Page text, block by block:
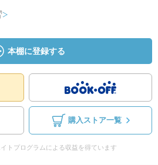
本棚に登録する
購入ストア一覧
トプログラムによる収益を得ています